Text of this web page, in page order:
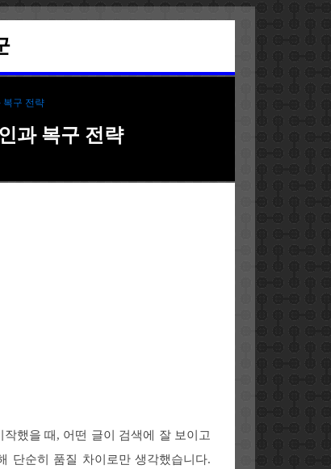
복구 전략
과 복구 전략
했을 때, 어떤 글이 검색에 잘 보이고
단순히 품질 차이로만 생각했습니다.